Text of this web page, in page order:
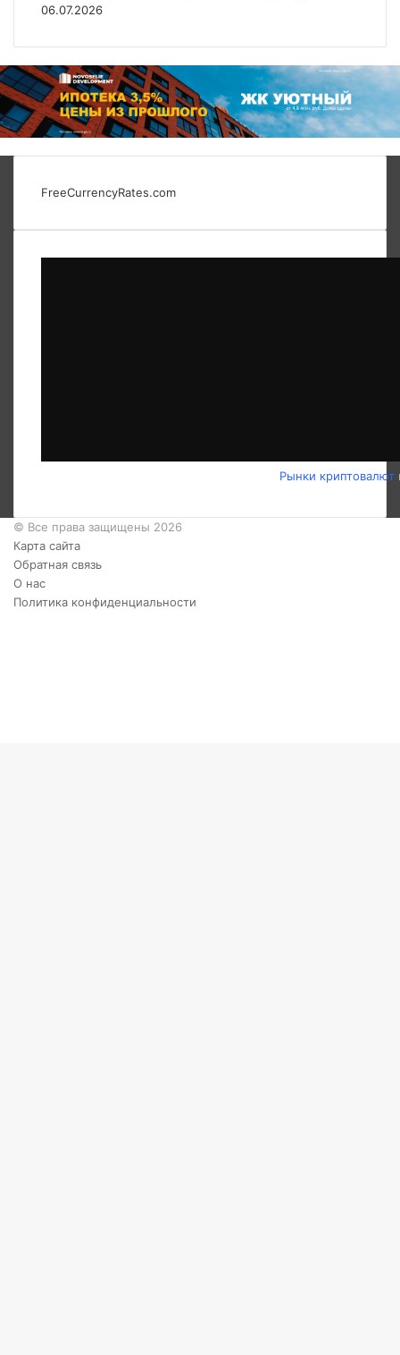
06.07.2026
FreeCurrencyRates.com
Рынки криптовалют
© Все права защищены 2026
Карта сайта
Обратная связь
О нас
Политика конфиденциальности